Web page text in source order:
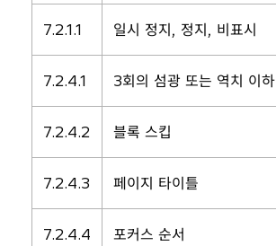
7.2.1.1 일시 정지, 정지, 비표시
7.2.4.1 3회의 섬광 또는 역치 이하
7.2.4.2 블록 스킵
7.2.4.3 페이지 타이틀
7.2.4.4 포커스 순서